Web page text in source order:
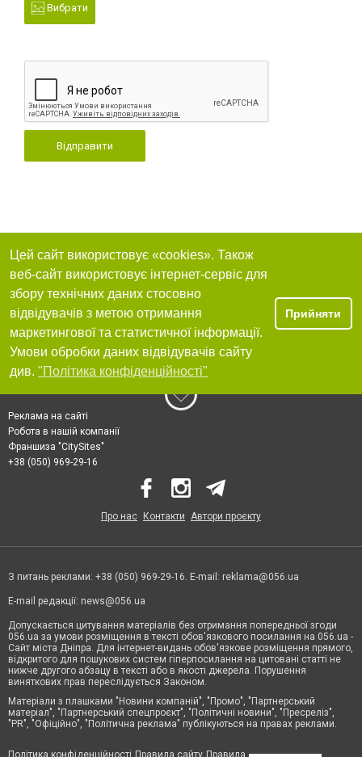
Вибрати
Відправити
Цей сайт використовує «cookies». Також
веб-сайт використовує інтернет-сервіс для
збору технічних даних стосовно
відвідувачів з метою отримання
маркетингової та статистичної інформації.
Умови обробки даних відвідувачів сайту
див. "Політика конфіденційності"
Прийняти
Реклама на сайті
Робота в нашій компанії
Франшиза "CitySites"
+38 (050) 969-29-16
Про нас Контакти Автори проєкту
З питань реклами: +38 (050) 969-29-16. E-mail: reklama@056.ua
E-mail редакції: news@056.ua
Допускається цитування матеріалів без отримання попередньої згоди
056.ua за умови розміщення в тексті обов'язкового посилання на 056.ua -
Сайт міста Дніпра. Для інтернет-видань обов'язкове розміщення прямого,
відкритого для пошукових систем гіперпосилання на цитовані статті не
нижче другого абзацу в тексті або в якості джерела. Порушення
виняткових прав переслідується Законом.
Матеріали з плашками "Новини компаній", "Промо", "Партнерський
матеріал", "Партнерський спецпроєкт", "Політичні новини", "Пресреліз",
"PR", "Офіційно", "Політична реклама" публікуються на правах реклами.
Політика конфіденційності Правила сайту Правила